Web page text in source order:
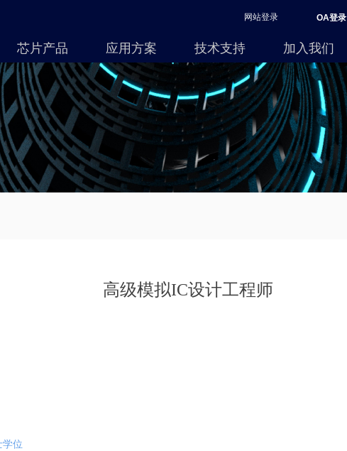
网站登录
芯片产品 应用方案 技术支持 加入我们
OA登录
高级模拟IC设计工程师
学位